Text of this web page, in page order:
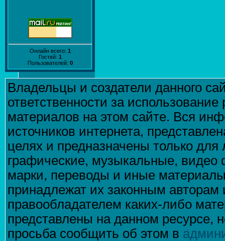
Онлайн всего: 1
Гостей: 1
Пользователей: 0
Владельцы и создатели данного
ответственности за
материалов на этом сайте. Вся
источников интернета,
целях и предназначены только для
графические, музыкальные,
марки, переводы и иные
принадлежат их законным
правообладателем каких-либо
представлены на данном ресурсе,
просьба сообщить об этом в